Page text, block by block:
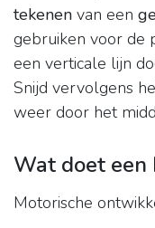
tekenen van een
gebruiken voor de
een verticale lijn
Snijd vervolgens
weer door het
Wat doet een
Motorische